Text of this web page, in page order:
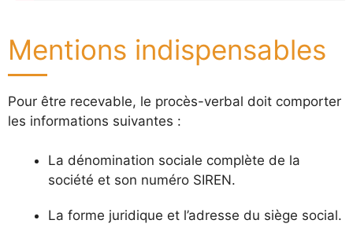
Mentions indispensables
Pour être recevable, le procès-verbal doit comporter
les informations suivantes :
La dénomination sociale complète de la
société et son numéro SIREN.
La forme juridique et l’adresse du siège social.